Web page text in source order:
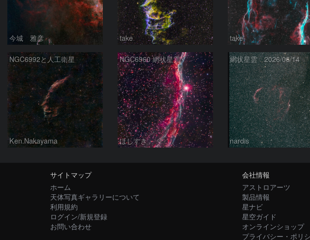
今城 雅彦 take take
NGC6992と人工衛星
Ken.Nakayama
NGC6960 網状星雲
ほしすき
網状星雲 2026/06/14
nardis
サイトマップ
ホーム
天体写真ギャラリーについて
利用規約
ログイン/新規登録
お問い合わせ
会社情報
アストロアーツ
製品情報
星ナビ
星空ガイド
オンラインショップ
プライバシー・ポリ